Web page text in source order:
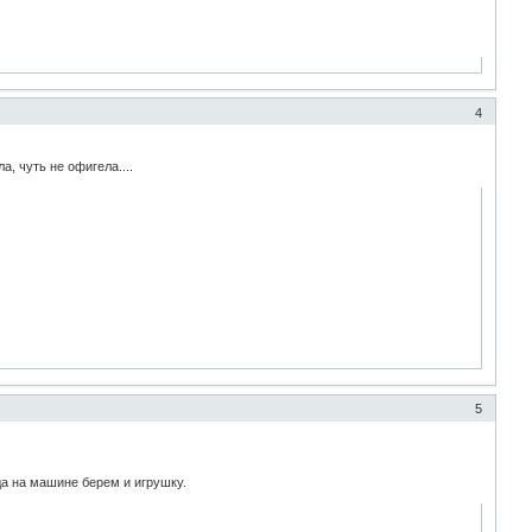
4
чуть не офигела....
5
на машине берем и игрушку.